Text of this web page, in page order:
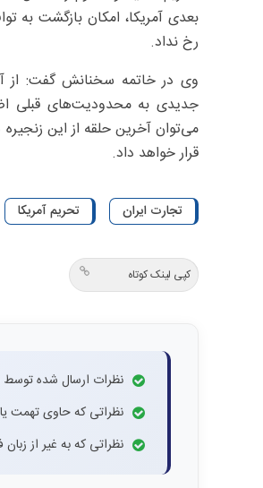
بعدی آمریکا، امکان بازگشت به
رخ نداد.
وی در خاتمه سخنانش گفت: از
می‌توان آخرین حلقه از این
قرار خواهد داد.
تجارت ایران تحریم آمریکا
کپی لینک کوتاه
نظرات ارسال شده
نظراتی که حاوی تهمت
نظراتی که به غیر از